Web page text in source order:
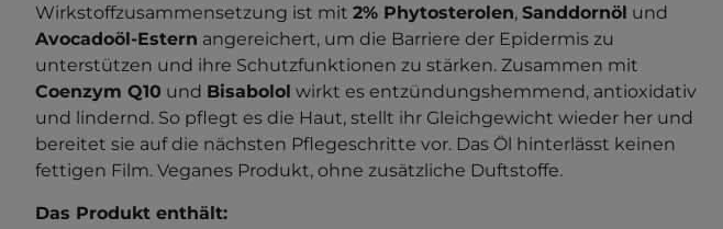
Wirkstoffzusammensetzung ist mit 2% Phytosterolen, Sanddornöl und
Avocadoöl-Estern angereichert, um die Barriere der Epidermis zu
unterstützen und ihre Schutzfunktionen zu stärken. Zusammen mit
Coenzym Q10 und Bisabolol wirkt es entzündungshemmend, antioxidativ
und lindernd. So pflegt es die Haut, stellt ihr Gleichgewicht wieder her und
bereitet sie auf die nächsten Pflegeschritte vor. Das Öl hinterlässt keinen
fettigen Film. Veganes Produkt, ohne zusätzliche Duftstoffe.
Das Produkt enthält: